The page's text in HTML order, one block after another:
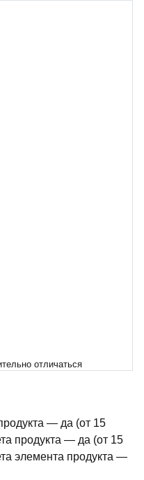
отличаться
— да (от 15
продукта — да (от 15
элемента продукта —